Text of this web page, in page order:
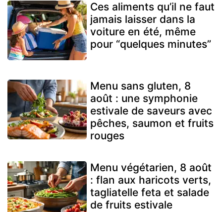
Ces aliments qu’il ne faut
jamais laisser dans la
voiture en été, même
pour “quelques minutes”
Menu sans gluten, 8
août : une symphonie
estivale de saveurs avec
pêches, saumon et fruits
rouges
Menu végétarien, 8 août
: flan aux haricots verts,
tagliatelle feta et salade
de fruits estivale